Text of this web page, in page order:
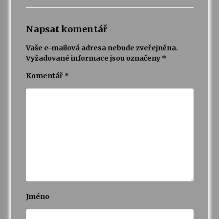
Napsat komentář
Vaše e-mailová adresa nebude zveřejněna.
Vyžadované informace jsou označeny *
Komentář *
Jméno